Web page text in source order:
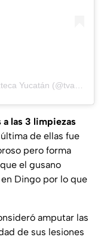
Una publicación compartida por TV Azteca Yucatán (@tvaztecayucatan)
a las 3 limpiezas
de ellas fue
pero forma
el gusano
Dingo por lo que
amputar las
de sus lesiones